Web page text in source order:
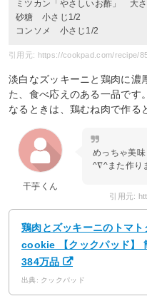
ミツカン「やさしいお酢」 大
砂糖 小さじ1/2
コンソメ 小さじ1/2
引用元: https://cookpad.com/recipe/
淡白なズッキーニと鶏肉に濃
た、食べ応えのある一品です
なるときは、鶏むね肉で作る
干芋くん
めっちゃ美
^∇^また作り
引用元:
鶏肉とズッキーニのトマ
cookie 【クックパッド】
384万品
出典: クックパッド